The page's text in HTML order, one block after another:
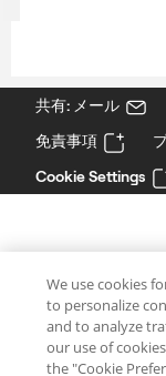
共有: メール
免責事項
Cookie Settings
We use cookies
to personalize
and to analyze
our use of
the "Cookie